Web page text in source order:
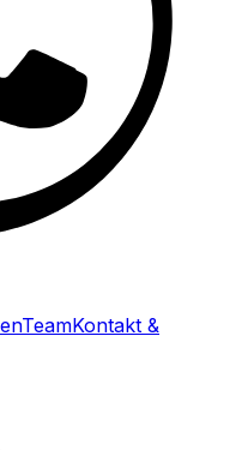
TeamKontakt &